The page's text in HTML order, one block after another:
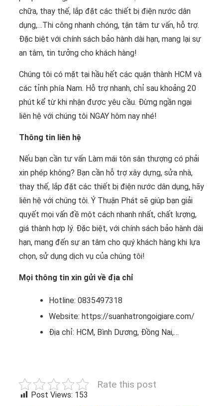
chữa, thay thế, lắp đặt các thiết bị điện nước dân
dụng,…Thi công nhanh chóng, tận tâm tư vấn, hỗ trợ.
Đặc biệt với chính sách bảo hành dài hạn, mang lại sự
an tâm, tin tưởng cho khách hàng!
Chúng tôi có mặt tại hầu hết các quận thành HCM và
các tỉnh phía Nam. Hỗ trợ nhanh, chỉ sau khoảng 20
phút kể từ khi nhận được yêu cầu. Đừng ngần ngại
liên hệ với chúng tôi NGAY hôm nay nhé!
Thông tin liên hệ
Nếu bạn cần tư vấn Làm mái tôn sân thượng có phải
xin phép không? Bạn cần hỗ trợ xây dựng, sửa nhà,
thay thế, lắp đặt các thiết bị điện nước dân dụng, hãy
liên hệ với chúng tôi. Ý Thuận Phát sẽ giúp bạn giải
quyết mọi vấn đề một cách nhanh nhất, chất lượng,
giá thành hợp lý. Đặc biệt, với chính sách bảo hành dài
hạn, mang đến sự an tâm cho quý khách hàng khi lựa
chọn, sử dụng dịch vụ của chúng tôi!
Mọi thông tin xin gửi về địa chỉ
Hotline: 0835497318
Website: https://suanhatrongoigiare.com/
Địa chỉ: HCM, Bình Dương, Đồng Nai,…
Rate this post
Post Views: 153